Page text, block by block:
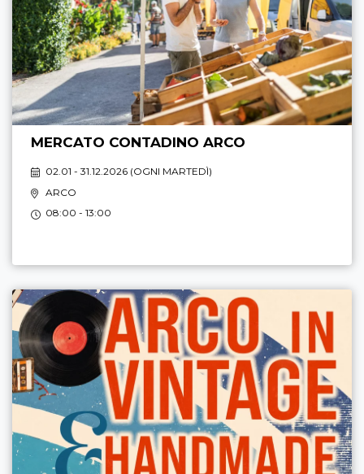
MERCATO CONTADINO ARCO
02.01 - 31.12.2026 (OGNI MARTEDÌ)
ARCO
08:00 - 13:00